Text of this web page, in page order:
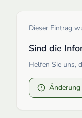
Dieser Eintrag
Sind die
Helfen Sie uns,
Änderung